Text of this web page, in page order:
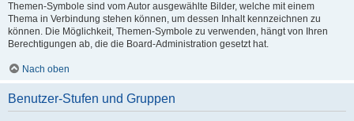
Themen-Symbole sind vom Autor ausgewählte Bilder, welche mit einem
Thema in Verbindung stehen können, um dessen Inhalt kennzeichnen zu
können. Die Möglichkeit, Themen-Symbole zu verwenden, hängt von Ihren
Berechtigungen ab, die die Board-Administration gesetzt hat.
Nach oben
Benutzer-Stufen und Gruppen